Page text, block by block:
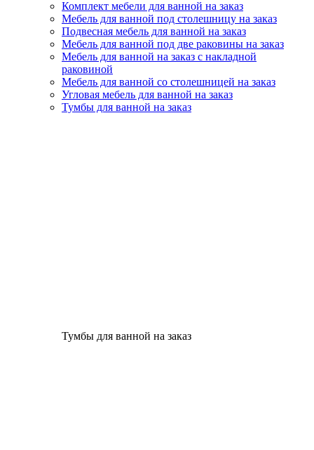
Комплект мебели для ванной на заказ
Мебель для ванной под столешницу на заказ
Подвесная мебель для ванной на заказ
Мебель для ванной под две раковины на заказ
Мебель для ванной на заказ с накладной
раковиной
Мебель для ванной со столешницей на заказ
Угловая мебель для ванной на заказ
Тумбы для ванной на заказ
Тумбы для ванной на заказ